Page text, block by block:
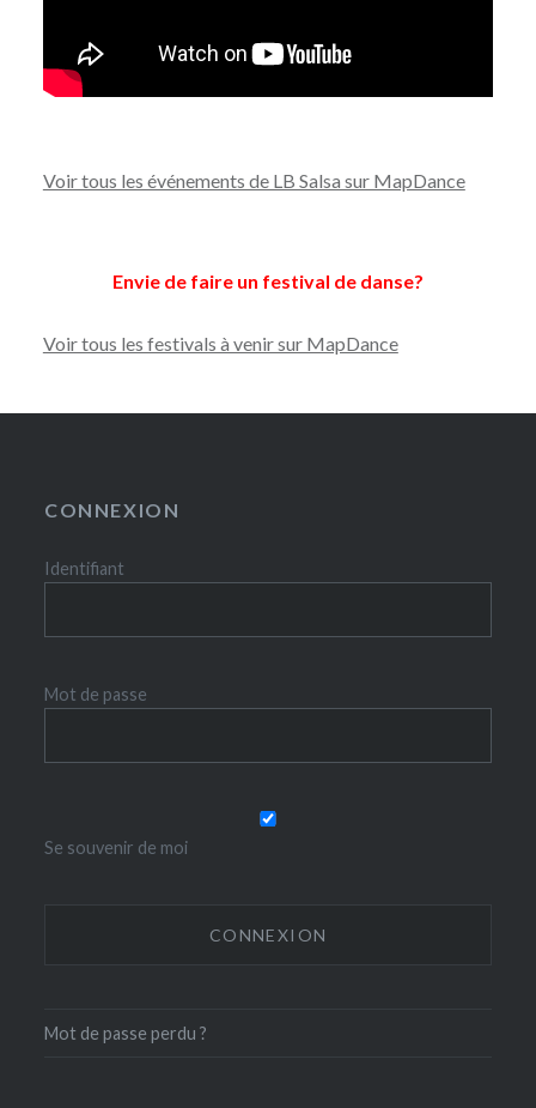
Voir tous les événements de LB Salsa sur MapDance
Envie de faire un festival de danse?
Voir tous les festivals à venir sur MapDance
CONNEXION
Identifiant
Mot de passe
Se souvenir de moi
Mot de passe perdu ?